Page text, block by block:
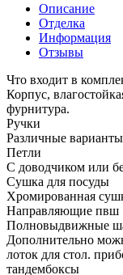
Описание
Отделка
Информация
Отзывы
Что входит в
Корпус,
фурнитура.
Ручки
Различные
Петли
С доводчиком или
Сушка для посуды
Хромированная
Направляющие пвш
Полновыдвижные
Дополнительно
лоток для стол.
тандембоксы